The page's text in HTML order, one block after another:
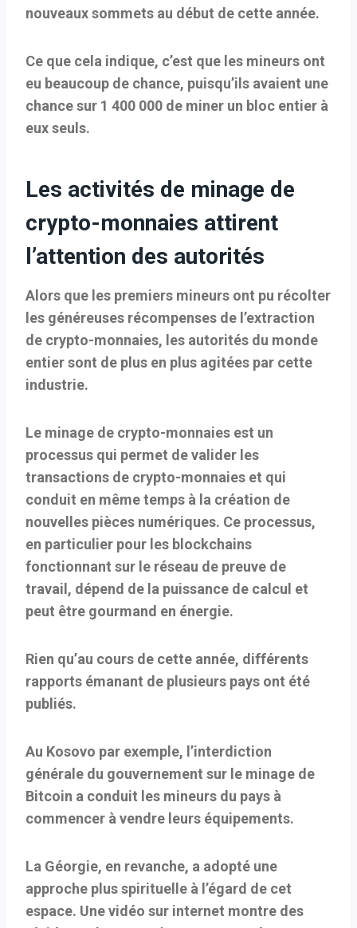
nouveaux sommets au début de cette année.
Ce que cela indique, c’est que les mineurs ont
eu beaucoup de chance, puisqu’ils avaient une
chance sur 1 400 000 de miner un bloc entier à
eux seuls.
Les activités de minage de
crypto-monnaies attirent
l’attention des autorités
Alors que les premiers mineurs ont pu récolter
les généreuses récompenses de l’extraction
de crypto-monnaies, les autorités du monde
entier sont de plus en plus agitées par cette
industrie.
Le minage de crypto-monnaies est un
processus qui permet de valider les
transactions de crypto-monnaies et qui
conduit en même temps à la création de
nouvelles pièces numériques. Ce processus,
en particulier pour les blockchains
fonctionnant sur le réseau de preuve de
travail, dépend de la puissance de calcul et
peut être gourmand en énergie.
Rien qu’au cours de cette année, différents
rapports émanant de plusieurs pays ont été
publiés.
Au Kosovo par exemple, l’interdiction
générale du gouvernement sur le minage de
Bitcoin a conduit les mineurs du pays à
commencer à vendre leurs équipements.
La Géorgie, en revanche, a adopté une
approche plus spirituelle à l’égard de cet
espace. Unevidéo sur internet montre des